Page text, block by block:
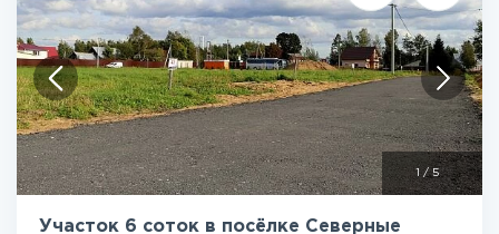
1 /5
Участок 6 соток в посёлке Северные